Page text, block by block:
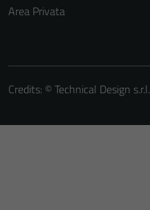
Area Privata
Credits: ©Technical Design s.r.l.